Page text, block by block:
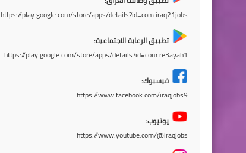
https://play.google.com/store/apps/details?id=com.iraq21jobs
تطبيق الرعاية الاجتماعية:
https://play.google.com/store/apps/details?id=com.re3ayah1
فيسبوك:
https://www.facebook.com/iraqjobs9
يوتيوب:
https://www.youtube.com/@iraqjobs